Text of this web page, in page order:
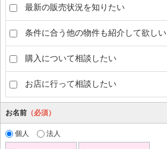
最新の販売状況を知りたい
条件に合う他の物件も紹介して欲しい
購入について相談したい
お店に行って相談したい
お名前 （必須）
個人 法人